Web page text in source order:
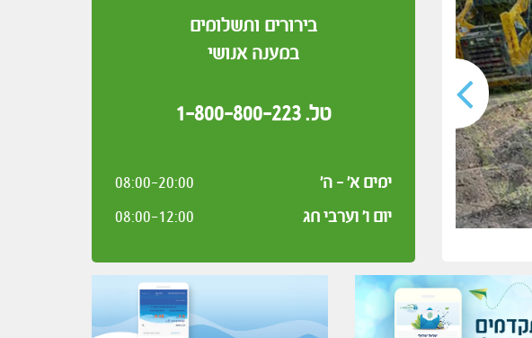
בירורים ותשלומים
במענה אנושי
טל. 1-800-800-223
ימים א’ - ה’
08:00-20:00
יום ו' וערבי חג
08:00-12:00